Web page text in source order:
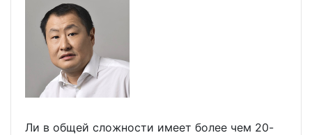
Ли в общей сложности имеет более чем 20-